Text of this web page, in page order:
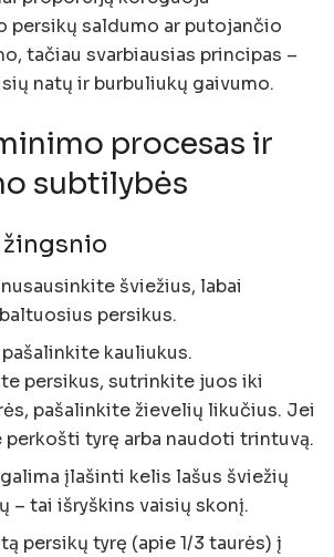
persikų saldumo ar putojančio
tačiau svarbiausias principas –
natų ir burbuliukų gaivumo.
procesas ir
subtilybės
šviežius, labai
persikus.
kauliukus.
persikus, sutrinkite juos iki
pašalinkite žievelių likučius. Jei
perkošti tyrę arba naudoti trintuvą.
įlašinti kelis lašus šviežių
– tai išryškins vaisių skonį.
persikų tyrę (apie 1/3 taurės) į